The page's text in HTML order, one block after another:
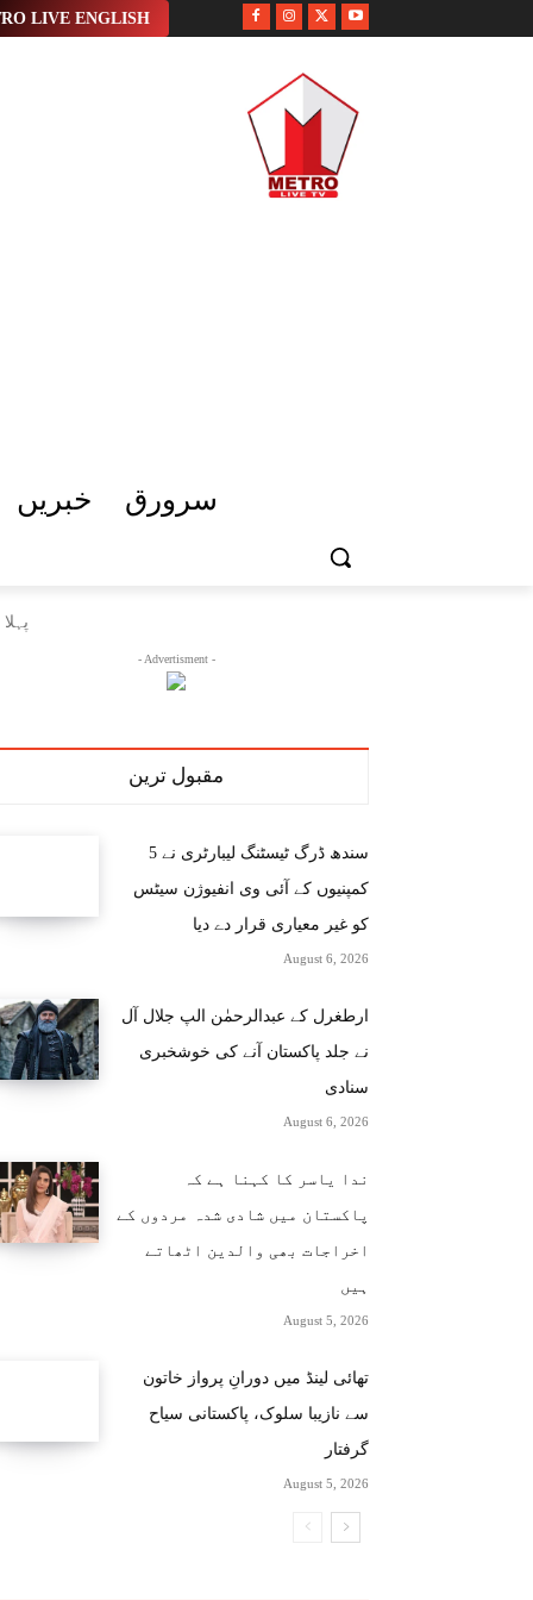
LIVE ENGLISH
خبریں سرورق
- Advertisment -
مقبول ترین
سندھ ڈرگ ٹیسٹنگ لیبارٹری نے 5
کمپنیوں کے آئی وی انفیوژن سیٹس
کو غیر معیاری قرار دے دیا
August 6, 2026
ارطغرل کے عبدالرحمٰن الپ جلال آل
نے جلد پاکستان آنے کی خوشخبری
سنادی
August 6, 2026
ندا یاسر کا کہنا ہے کہ
پاکستان میں شادی شدہ مردوں کے
اخراجات بھی والدین اٹھاتے
ہیں
August 5, 2026
تھائی لینڈ میں دورانِ پرواز خاتون
سے نازیبا سلوک، پاکستانی سیاح
گرفتار
August 5, 2026